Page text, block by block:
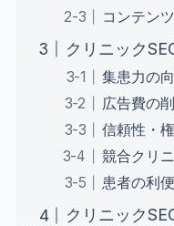
コンテン
クリニック
集患力の
広告費の
信頼性・
競合クリ
患者の利
クリニック